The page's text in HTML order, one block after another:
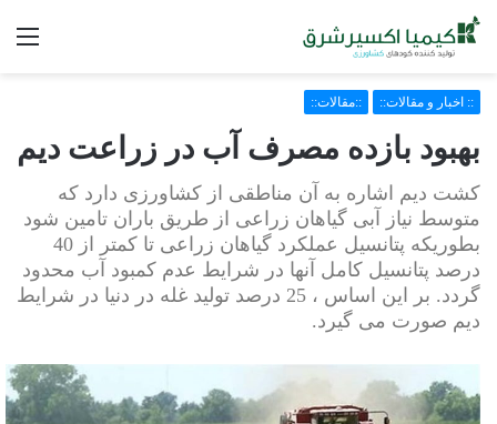
:: اخبار و مقالات:: ::مقالات::
بهبود بازده مصرف آب در زراعت دیم
کشت دیم اشاره به آن مناطقی از کشاورزی دارد که
متوسط نیاز آبی گیاهان زراعی از طریق باران تامین شود
بطوریکه پتانسیل عملکرد گیاهان زراعی تا کمتر از 40
درصد پتانسیل کامل آنها در شرایط عدم کمبود آب محدود
گردد. بر این اساس ، 25 درصد تولید غله در دنیا در شرایط
دیم صورت می گیرد.